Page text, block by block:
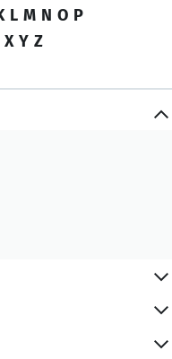
L M N O P
X Y Z